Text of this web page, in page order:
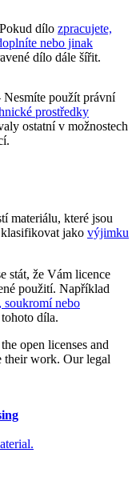
dílo zpracujete,
nebo jinak
dílo dále šířit.
použít právní
prostředky
ostatní v možnostech
materiálu, které jsou
jako výjimku
stát, že Vám licence
použití. Například
soukromí nebo
díla.
open licenses and
their work. Our legal